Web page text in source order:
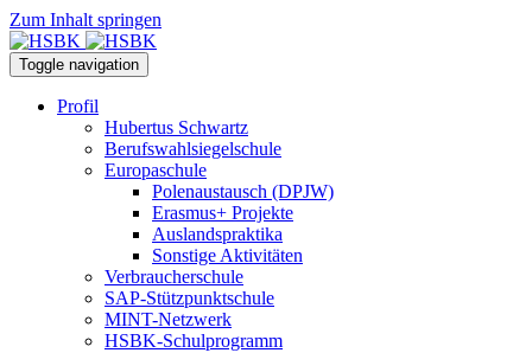
Zum Inhalt springen
Toggle navigation
Profil
Hubertus Schwartz
Berufswahlsiegelschule
Europaschule
Polenaustausch (DPJW)
Erasmus+ Projekte
Auslandspraktika
Sonstige Aktivitäten
Verbraucherschule
SAP-Stützpunktschule
MINT-Netzwerk
HSBK-Schulprogramm